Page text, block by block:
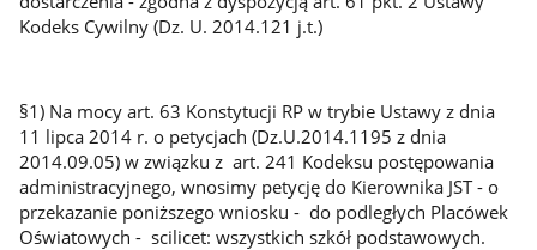
Kodeks Cywilny (Dz. U. 2014.121 j.t.)
§1) Na mocy art. 63 Konstytucji RP w trybie Ustawy z dnia
11 lipca 2014 r. o petycjach (Dz.U.2014.1195 z dnia
2014.09.05) w związku z art. 241 Kodeksu postępowania
administracyjnego, wnosimy petycję do Kierownika JST - o
przekazanie poniższego wniosku - do podległych Placówek
Oświatowych - scilicet: wszystkich szkół podstawowych.